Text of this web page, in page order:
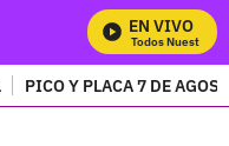
EN VIVO
Mira Todos Nuestros
PICO Y PLACA 7 DE